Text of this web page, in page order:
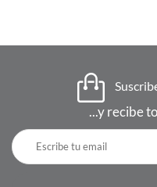
...y recibe